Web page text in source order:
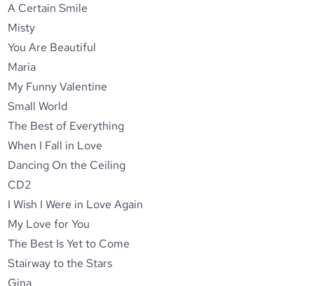
A Certain Smile
Misty
You Are Beautiful
Maria
My Funny Valentine
Small World
The Best of Everything
When I Fall in Love
Dancing On the Ceiling
CD2
I Wish I Were in Love Again
My Love for You
The Best Is Yet to Come
Stairway to the Stars
Gina